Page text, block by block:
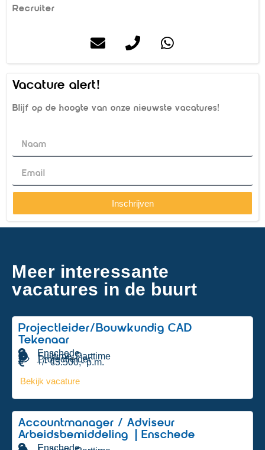
Recruiter
Vacature alert!
Blijf op de hoogte van onze nieuwste vacatures!
Inschrijven
Meer interessante
vacatures in de buurt
Projectleider/Bouwkundig CAD
Tekenaar
Enschede
Fulltime, Parttime
Projectleider
+/- €3.500,- p.m.
Bekijk vacature
Accountmanager / Adviseur
Arbeidsbemiddeling | Enschede